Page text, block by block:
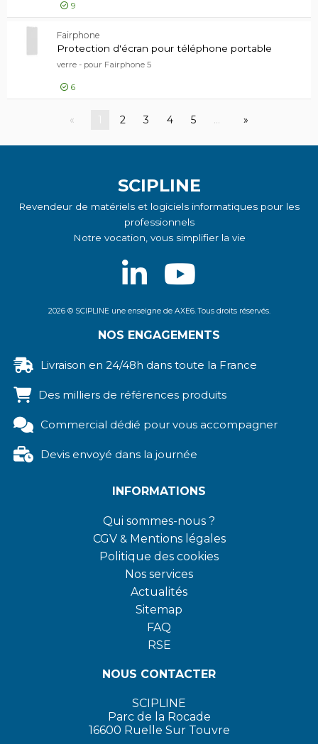
9
Fairphone
Protection d'écran pour téléphone portable
verre - pour Fairphone 5
6
21,00 EUR
2 3 4 5 …
SCIPLINE
Revendeur de matériels et logiciels informatiques pour les
professionnels
Notre vocation, vous simplifier la vie
2026 © SCIPLINE une enseigne de AXE6. Tous droits réservés.
NOS ENGAGEMENTS
Livraison en 24/48h dans toute la France
Des milliers de références produits
Commercial dédié pour vous accompagner
Devis envoyé dans la journée
INFORMATIONS
Qui sommes-nous ?
CGV& Mentions légales
Politique des cookies
Nos services
Actualités
Sitemap
FAQ
RSE
NOUS CONTACTER
SCIPLINE
Parc de la Rocade
16600 Ruelle Sur Touvre